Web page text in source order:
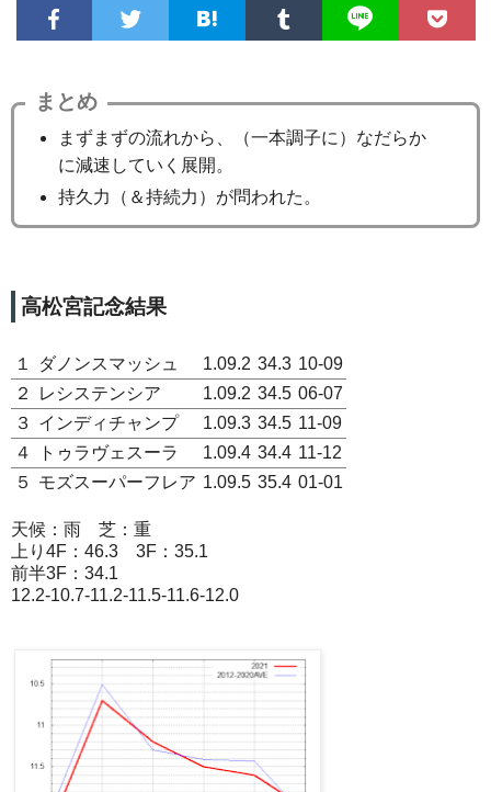
まとめ
まずまずの流れから、（一本調子に）なだらか
に減速していく展開。
持久力（＆持続力）が問われた。
高松宮記念結果
１ ダノンスマッシュ 1.09.2 34.3 10-09
２
レシステンシア 1.09.2 34.5 06-07
３
インディチャンプ 1.09.3 34.5 11-09
４
トゥラヴェスーラ 1.09.4 34.4 11-12
５
モズスーパーフレア 1.09.5 35.4 01-01
天候：雨 芝：重
上り4F：46.3 3F：35.1
前半3F：34.1
12.2-10.7-11.2-11.5-11.6-12.0